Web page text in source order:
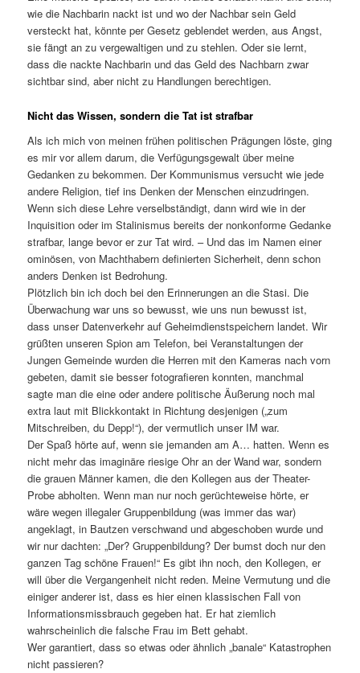
wie die Nachbarin nackt ist und wo der Nachbar sein Geld
versteckt hat, könnte per Gesetz geblendet werden, aus Angst,
sie fängt an zu vergewaltigen und zu stehlen. Oder sie lernt,
dass die nackte Nachbarin und das Geld des Nachbarn zwar
sichtbar sind, aber nicht zu Handlungen berechtigen.
Nicht das Wissen, sondern die Tat ist strafbar
Als ich mich von meinen frühen politischen Prägungen löste, ging
es mir vor allem darum, die Verfügungsgewalt über meine
Gedanken zu bekommen. Der Kommunismus versucht wie jede
andere Religion, tief ins Denken der Menschen einzudringen.
Wenn sich diese Lehre verselbständigt, dann wird wie in der
Inquisition oder im Stalinismus bereits der nonkonforme Gedanke
strafbar, lange bevor er zur Tat wird. – Und das im Namen einer
ominösen, von Machthabern definierten Sicherheit, denn schon
anders Denken ist Bedrohung.
Plötzlich bin ich doch bei den Erinnerungen an die Stasi. Die
Überwachung war uns so bewusst, wie uns nun bewusst ist,
dass unser Datenverkehr auf Geheimdienstspeichern landet. Wir
grüßten unseren Spion am Telefon, bei Veranstaltungen der
Jungen Gemeinde wurden die Herren mit den Kameras nach vorn
gebeten, damit sie besser fotografieren konnten, manchmal
sagte man die eine oder andere politische Äußerung noch mal
extra laut mit Blickkontakt in Richtung desjenigen („zum
Mitschreiben, du Depp!“), der vermutlich unser IM war.
Der Spaß hörte auf, wenn sie jemanden am A… hatten. Wenn es
nicht mehr das imaginäre riesige Ohr an der Wand war, sondern
die grauen Männer kamen, die den Kollegen aus der Theater-
Probe abholten. Wenn man nur noch gerüchteweise hörte, er
wäre wegen illegaler Gruppenbildung (was immer das war)
angeklagt, in Bautzen verschwand und abgeschoben wurde und
wir nur dachten: „Der? Gruppenbildung? Der bumst doch nur den
ganzen Tag schöne Frauen!“ Es gibt ihn noch, den Kollegen, er
will über die Vergangenheit nicht reden. Meine Vermutung und die
einiger anderer ist, dass es hier einen klassischen Fall von
Informationsmissbrauch gegeben hat. Er hat ziemlich
wahrscheinlich die falsche Frau im Bett gehabt.
Wer garantiert, dass so etwas oder ähnlich „banale“ Katastrophen
nicht passieren?